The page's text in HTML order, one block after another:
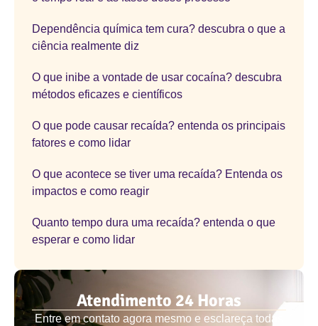
Dependência química tem cura? descubra o que a
ciência realmente diz
O que inibe a vontade de usar cocaína? descubra
métodos eficazes e científicos
O que pode causar recaída? entenda os principais
fatores e como lidar
O que acontece se tiver uma recaída? Entenda os
impactos e como reagir
Quanto tempo dura uma recaída? entenda o que
esperar e como lidar
Atendimento 24 Horas
Entre em contato agora mesmo e esclareça todas